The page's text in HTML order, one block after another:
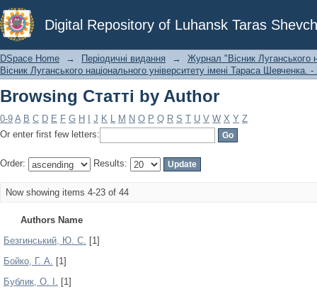
Digital Repository of Luhansk Taras
Browsing Статті by Author
DSpace Home → Періодичні видання →
Журнал "Вісник Луганського
Вісник Луганського національного університету імені Тараса
Browsing Статті by Author
0-9 A B C D E F G H J K L M N O P Q R S T U V W X Y Z
Or enter first few letters:
Order: Results:
Now showing items 4-23 of 44
Authors Name
Безгинський, Ю. С. [1]
Бойко, Г. А. [1]
Бублик, О. І. [1]